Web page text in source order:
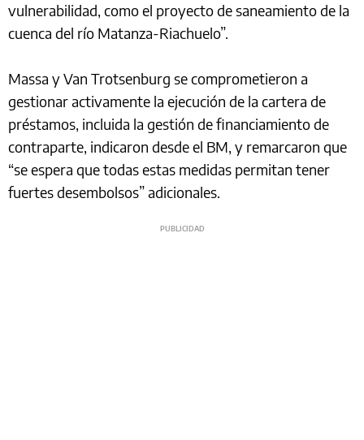
vulnerabilidad, como el proyecto de saneamiento de la
cuenca del río Matanza-Riachuelo”.
Massa y Van Trotsenburg se comprometieron a
gestionar activamente la ejecución de la cartera de
préstamos, incluida la gestión de financiamiento de
contraparte, indicaron desde el BM, y remarcaron que
“se espera que todas estas medidas permitan tener
fuertes desembolsos” adicionales.